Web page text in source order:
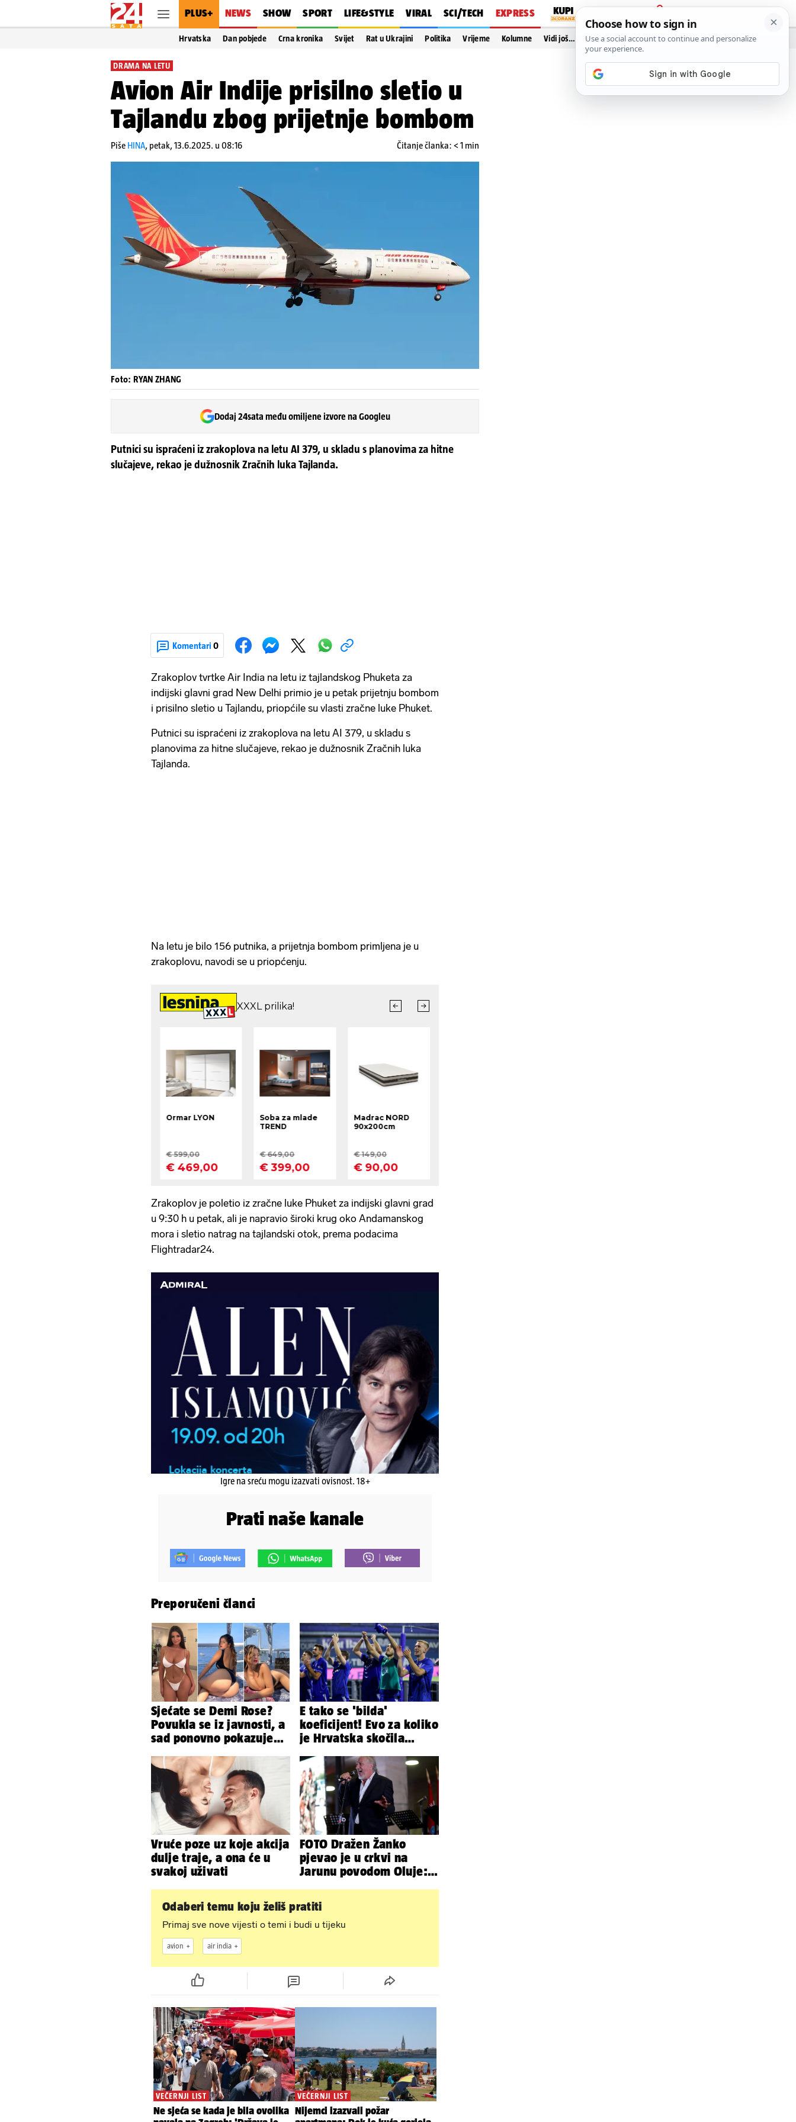
PLUS+ NEWS SHOW SPORT LIFE&STYLE VIRAL SCI/TECH EXPRESS
PRIJAVA
Hrvatska Dan pobjede Crna kronika Svijet Rat u Ukrajini Politika Vrijeme Kolumne Vidi još…
DRAMA NA LETU
Avion Air Indije prisilno sletio u
Tajlandu zbog prijetnje bombom
Piše HINA, petak, 13.6.2025. u 08:16 Čitanje članka: < 1 min
Foto: RYAN ZHANG
Dodaj 24sata među omiljene izvore na Googleu
Putnici su ispraćeni iz zrakoplova na letu AI 379, u skladu s planovima za hitne
slučajeve, rekao je dužnosnik Zračnih luka Tajlanda.
Komentari 0
Zrakoplov tvrtke Air India na letu iz tajlandskog Phuketa za
indijski glavni grad New Delhi primio je u petak prijetnju bombom
i prisilno sletio u Tajlandu, priopćile su vlasti zračne luke Phuket.
Putnici su ispraćeni iz zrakoplova na letu AI 379, u skladu s
planovima za hitne slučajeve, rekao je dužnosnik Zračnih luka
Tajlanda.
Na letu je bilo 156 putnika, a prijetnja bombom primljena je u
zrakoplovu, navodi se u priopćenju.
Zrakoplov je poletio iz zračne luke Phuket za indijski glavni grad
u 9:30 h u petak, ali je napravio široki krug oko Andamanskog
mora i sletio natrag na tajlandski otok, prema podacima
Flightradar24.
Igre na sreću mogu izazvati ovisnost. 18+
Prati naše kanale
Preporučeni članci
Sjećate se Demi Rose?
Povukla se iz javnosti, a
sad ponovno pokazuje
E tako se 'bilda'
koeficijent! Evo za koliko
je Hrvatska skočila
klubova
Vruće poze uz koje akcija
dulje traje, a ona će u
svakoj uživati
FOTO Dražen Žanko
pjevao je u crkvi na
Jarunu povodom Oluje:
Odaberi temu koju želiš pratiti
Primaj sve nove vijesti o temi i budi u tijeku
avion air india